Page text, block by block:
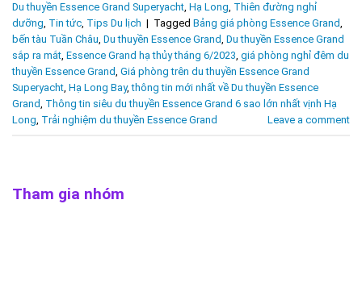
Du thuyền Essence Grand Superyacht, Hạ Long, Thiên đường nghỉ
dưỡng, Tin tức, Tips Du lịch | Tagged Bảng giá phòng Essence Grand,
bến tàu Tuần Châu, Du thuyền Essence Grand, Du thuyền Essence Grand
sắp ra mắt, Essence Grand hạ thủy tháng 6/2023, giá phòng nghỉ đêm du
thuyền Essence Grand, Giá phòng trên du thuyền Essence Grand
Superyacht, Hạ Long Bay,thông tin mới nhất về Du thuyền Essence
Grand, Thông tin siêu du thuyền Essence Grand 6 sao lớn nhất vịnh Hạ
Long, Trải nghiệm du thuyền Essence Grand Leave a comment
Tham gia nhóm